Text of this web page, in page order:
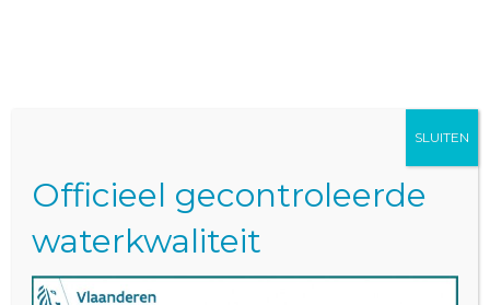
Officieel gecontroleerde
waterkwaliteit
SLUITEN